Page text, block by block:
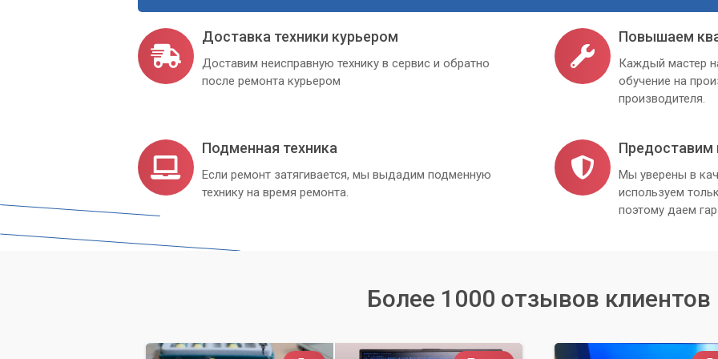
Доставка техники курьером
Доставим неисправную технику в сервис и обратно
после ремонта курьером
Повышаем
Каждый мастер
обучение на
производителя.
Подменная техника
Если ремонт затягивается, мы выдадим подменную
технику на время ремонта.
Предоставим
Мы уверены в
используем
поэтому даем
Более 1000 отзывов клиентов